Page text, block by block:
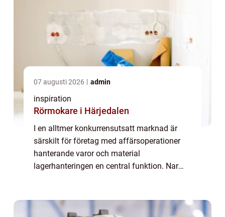
07 augusti 2026 admin
inspiration
Rörmokare i Härjedalen
I en alltmer konkurrensutsatt marknad är
särskilt för företag med affärsoperationer
hanterande varor och material
lagerhanteringen en central funktion. Nar